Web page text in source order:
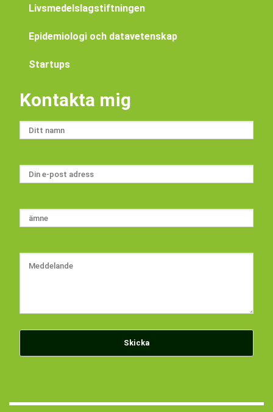
Livsmedelslagstiftningen
Epidemiologi och datavetenskap
Startups
Kontakta mig